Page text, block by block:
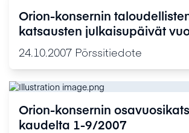
Orion-konsernin
katsausten julkaisupäivät
24.10.2007 Pörssitiedote
Orion-konsernin
kaudelta 1-9/2007